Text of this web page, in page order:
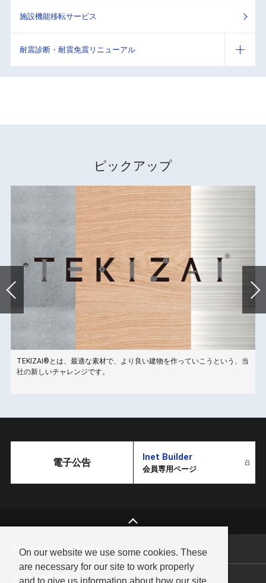
施設機能移転サービス
耐震診断・耐震免震リニューアル
ピックアップ
TEKIZAI®とは、最適な素材で、より良い建物を作っていこうという、当
社の新しいチャレンジです。
電子公告 Inet Builder
会員専用ページ
情報セキュリティ基本方針
サイトのご利用方法
On our website we use some cookies. These
are necessary for our site to work properly
and to give us information about how our site